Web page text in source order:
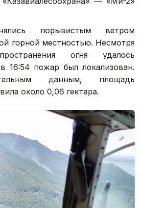
порывистым ветром
горной местностью. Несмотря
огня удалось
16:54 пожар был локализован.
данным, площадь
около 0,06 гектара.